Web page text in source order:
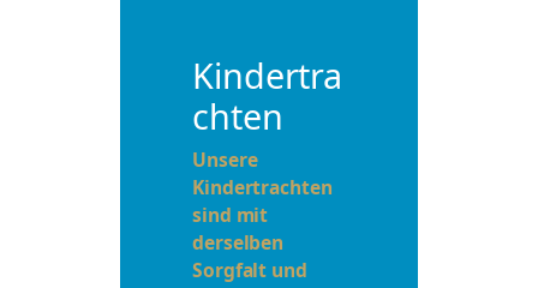
Kindertra
chten
Unsere
Kindertrachten
sind mit
derselben
Sorgfalt und